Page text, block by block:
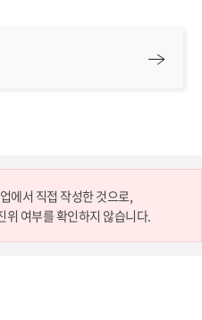
에서 직접 작성한 것으로,
위 여부를 확인하지 않습니다.